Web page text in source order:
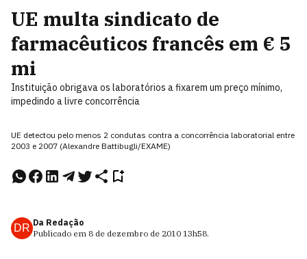
UE multa sindicato de
farmacêuticos francês em € 5
mi
Instituição obrigava os laboratórios a fixarem um preço mínimo,
impedindo a livre concorrência
UE detectou pelo menos 2 condutas contra a concorrência laboratorial entre
2003 e 2007 (Alexandre Battibugli/EXAME)
DR Da Redação
Publicado em 8 de dezembro de 2010 13h58.